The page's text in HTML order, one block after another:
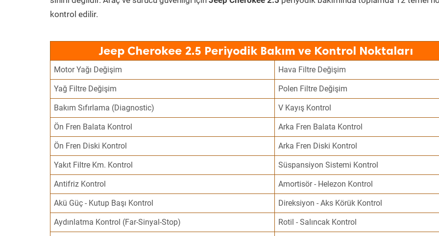
kontrol edilir.
Jeep Cherokee 2.5 Periyodik Bakım ve Kontrol Noktaları
Motor Yağı Değişim Hava Filtre Değişim
Yağ Filtre Değişim Polen Filtre Değişim
Bakım Sıfırlama (Diagnostic) V Kayış Kontrol
Ön Fren Balata Kontrol Arka Fren Balata Kontrol
Ön Fren Diski Kontrol Arka Fren Diski Kontrol
Yakıt Filtre Km. Kontrol Süspansiyon Sistemi Kontrol
Antifriz Kontrol Amortisör - Helezon Kontrol
Akü Güç - Kutup Başı Kontrol Direksiyon - Aks Körük Kontrol
Aydınlatma Kontrol (Far-Sinyal-Stop) Rotil - Salıncak Kontrol